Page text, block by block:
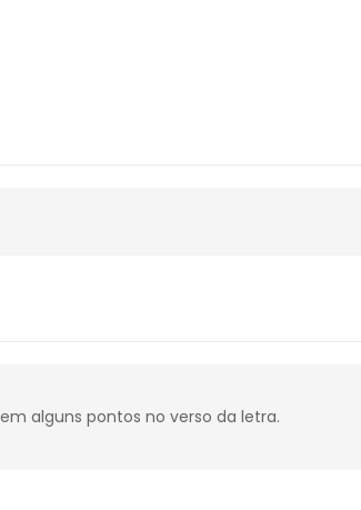
alguns pontos no verso da letra.